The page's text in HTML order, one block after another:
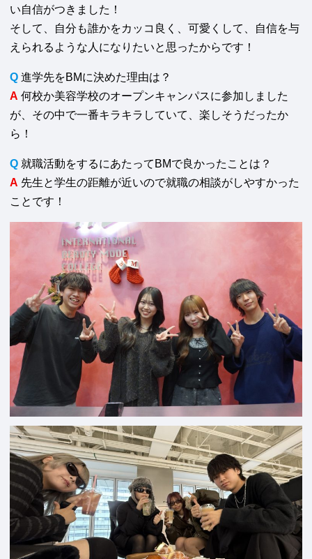
い自信がつきました！
そして、自分も誰かをカッコ良く、可愛くして、自信を与
えられるような人になりたいと思ったからです！
Q 進学先をBMに決めた理由は？
A 何校か美容学校のオープンキャンパスに参加しました
が、その中で一番キラキラしていて、楽しそうだったか
ら！
Q 就職活動をするにあたってBMで良かったことは？
A 先生と学生の距離が近いので就職の相談がしやすかった
ことです！